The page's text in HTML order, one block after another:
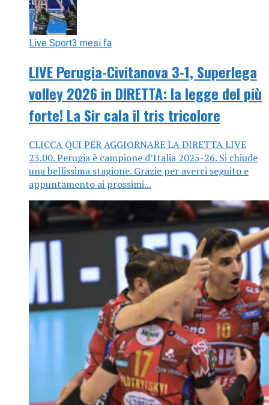
Live Sport3 mesi fa
LIVE Perugia-Civitanova 3-1, Superlega
volley 2026 in DIRETTA: la legge del più
forte! La Sir cala il tris tricolore
CLICCA QUI PER AGGIORNARE LA DIRETTA LIVE
23.00. Perugia è campione d’Italia 2025-26. Si chiude
una bellissima stagione. Grazie per averci seguito e
appuntamento ai prossimi...